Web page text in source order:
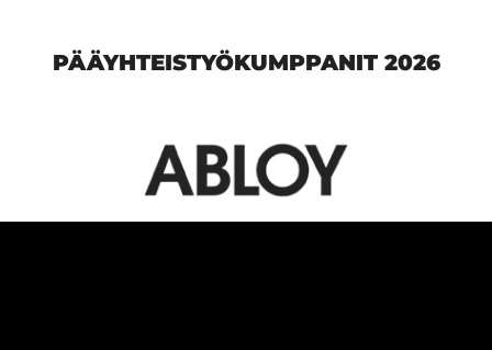
PÄÄYHTEISTYÖKUMPPANIT 2026